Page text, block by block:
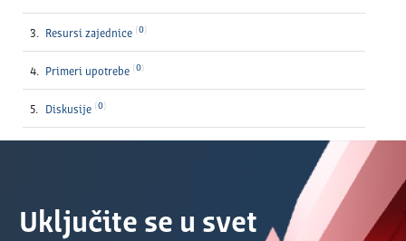
Resursi zajednice 0
Primeri upotrebe 0
Diskusije 0
Uključite se u svet